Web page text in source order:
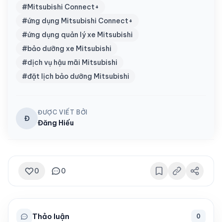
#Mitsubishi Connect+
#ứng dụng Mitsubishi Connect+
#ứng dụng quản lý xe Mitsubishi
#bảo dưỡng xe Mitsubishi
#dịch vụ hậu mãi Mitsubishi
#đặt lịch bảo dưỡng Mitsubishi
Đ
ĐƯỢC VIẾT BỞI
Đăng Hiếu
0 0
Thảo luận 0